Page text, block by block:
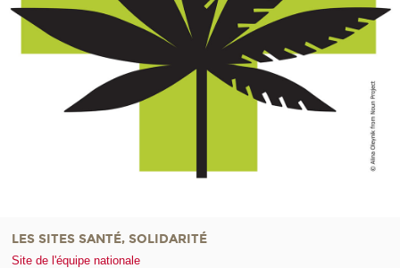
LES SITES SANTÉ, SOLIDARITÉ
Site de l'équipe nationale